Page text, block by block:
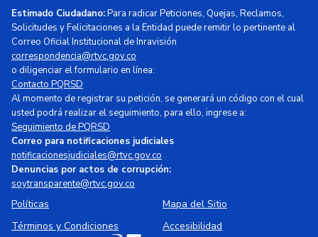
Estimado Ciudadano:Para radicar Peticiones, Quejas, Reclamos,
Solicitudes y Felicitaciones a la Entidad puede remitir lo pertinente al
Correo Oficial Institucional de Inravisión
correspondencia@rtvc.gov.co
o diligenciar el formulario en línea:
Contacto PQRSD
Al momento de registrar su petición, se generará un código con el cual
usted podrá realizar el seguimiento, para ello, ingrese a:
Seguimiento de PQRSD
Correo para notificaciones judiciales
notificacionesjudiciales@rtvc.gov.co
Denuncias por actos de corrupción:
soytransparente@rtvc.gov.co
Políticas
Mapa del Sitio
Términos y Condiciones
Accesibilidad